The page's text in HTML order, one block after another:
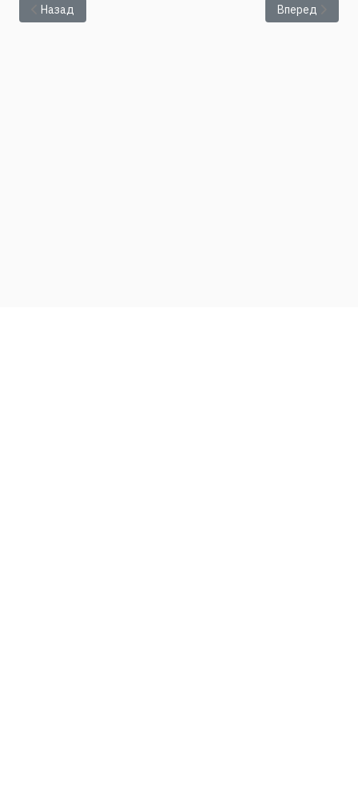
Предыдущий: Конкурс на замещение двух вакантных
Назад Следующий:
Вперед